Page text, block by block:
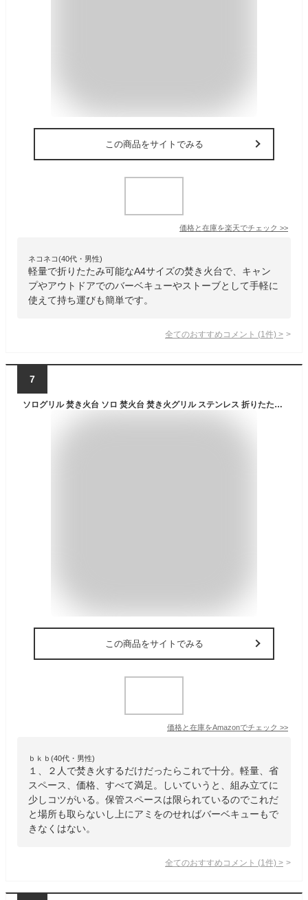
この商品をサイトでみる
価格と在庫を楽天でチェック >>
ネコネコ(40代・男性)
軽量で折りたたみ可能なA4サイズの焚き火台で、キャン
プやアウトドアでのバーベキューやストーブとして手軽に
使えて持ち運びも簡単です。
全てのおすすめコメント (1 件) >
7
ソログリル 焚き火台 ソロ 焚火台 焚き火グリル ステンレス 折りたたみ式 304 帆布ケース [並行輸入品]
この商品をサイトでみる
価格と在庫をAmazonでチェック >>
ｂｋｂ(40代・男性)
１、２人で焚き火するだけだったらこれで十分。軽量、省
スペース、価格、すべて満足。しいていうと、組み立てに
少しコツがいる。保管スペースは限られているのでこれだ
と場所も取らないし上にアミをのせればバーベキューもで
きなくはない。
全てのおすすめコメント (1 件) >